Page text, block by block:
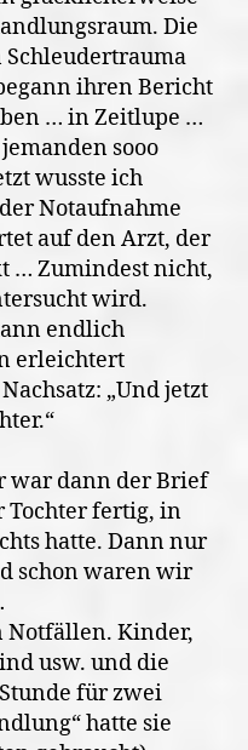
Die
ihren Bericht
… in Zeitlupe …
sooo
wusste ich
Notaufnahme
auf den Arzt, der
… Zumindest nicht,
wird.
endlich
erleichtert
„Und jetzt
war dann der Brief
fertig, in
hatte. Dann nur
schon waren wir
Notfällen. Kinder,
usw. und die
für zwei
hatte sie